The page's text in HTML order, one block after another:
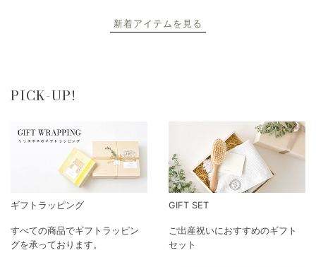
新着アイテムを見る
PICK-UP!
ギフトラッピング
すべての商品でギフトラッピン
グを承っております。
GIFT SET
ご出産祝いにおすすめのギフト
セット